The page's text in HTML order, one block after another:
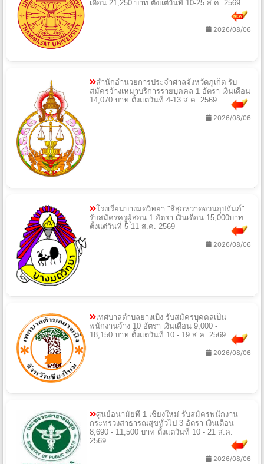
เดือน 21,250 บาท ตั้งแต่วันที่ 10-25 ส.ค. 2569
2026/08/06
สำนักอำนวยการประจำศาลจังหวัดภูเก็ต รับ
สมัครจ้างเหมาบริการรายบุคคล 1 อัตรา เงินเดือน
14,070 บาท ตั้งแต่วันที่ 4-13 ส.ค. 2569
2026/08/06
โรงเรียนบางมดวิทยา "สีสุกหวาดจวนอุปถัมภ์"
รับสมัครครูผู้สอน 1 อัตรา เงินเดือน 15,000บาท
ตั้งแต่วันที่ 5-11 ส.ค. 2569
2026/08/06
เทศบาลตำบลยางเบิ้ง รับสมัครบุคคลเป็น
พนักงานจ้าง 10 อัตรา เงินเดือน 9,000 -
18,150 บาท ตั้งแต่วันที่ 10 - 19 ส.ค. 2569
2026/08/06
ศูนย์อนามัยที่ 1 เชียงใหม่ รับสมัครพนักงาน
กระทรวงสาธารณสุขทั่วไป 3 อัตรา เงินเดือน
8,690 - 11,500 บาท ตั้งแต่วันที่ 10 - 21 ส.ค.
2569
2026/08/06